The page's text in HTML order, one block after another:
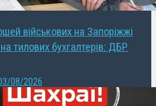
військових на Запоріжжі
тилових бухгалтерів: ДБР
08/2026